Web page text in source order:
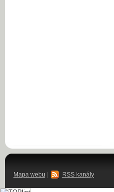
Mapa webu | RSS kanály